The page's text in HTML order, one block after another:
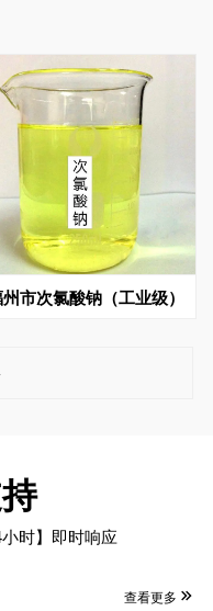
市次氯酸钠（工业级）
时】即时响应
查看更多